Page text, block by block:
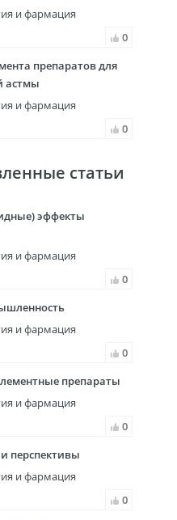
и фармация
0
препаратов для
астмы
и фармация
0
статьи
эффекты
и фармация
0
и фармация
0
препараты
и фармация
0
перспективы
и фармация
0